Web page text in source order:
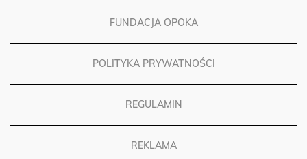
FUNDACJA OPOKA
POLITYKA PRYWATNOŚCI
REGULAMIN
REKLAMA